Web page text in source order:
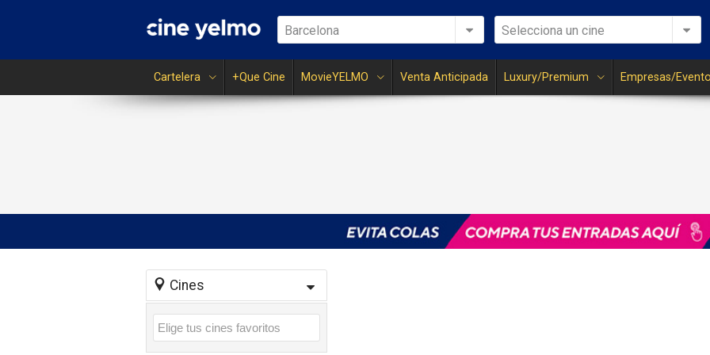
Barcelona Selecciona un cine
Cartelera +Que Cine MovieYELMO Venta Anticipada Luxury/Premium Empresas/
Cines